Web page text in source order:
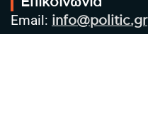
Email: info@politic.gr
Τηλ: